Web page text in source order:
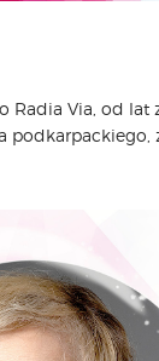
Radia Via, od lat